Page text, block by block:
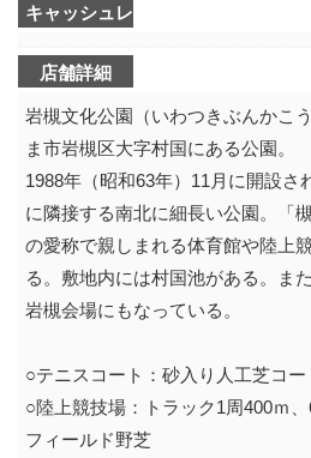
キャッシュレス決済可不可
店舗詳細
岩槻文化公園（いわつきぶんかこ
ま市岩槻区大字村国にある公園。
1988年（昭和63年）11月に開設さ
に隣接する南北に細長い公園。「
の愛称で親しまれる体育館や陸上
る。敷地内には村国池がある。ま
岩槻会場にもなっている。
○テニスコート：砂入り人工芝コー
○陸上競技場：トラック1周400ｍ、
フィールド野芝